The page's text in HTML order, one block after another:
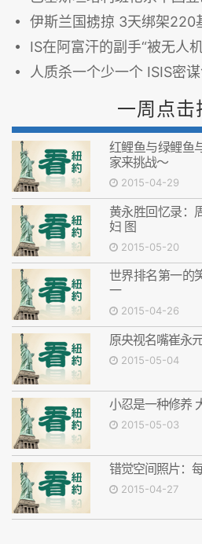
伊斯兰国掳掠 3天绑架220
IS在阿富汗的副手“被无人
人质杀一个少一个 ISIS密
一周点击
红鲤鱼与绿鲤鱼
家来挑战～
2015-04-29
黄永胜回忆录：
妇 图
2015-05-20
世界排名第一的
一
2015-04-26
原央视名嘴崔永
2015-05-04
小忍是一种修养
2015-05-03
错觉空间照片：
2015-04-27